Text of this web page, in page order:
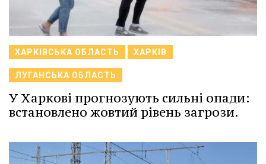
ХАРКІВСЬКА ОБЛАСТЬ ХАРКІВ
ЛУГАНСЬКА ОБЛАСТЬ
У Харкові прогнозують сильні опади:
встановлено жовтий рівень загрози.